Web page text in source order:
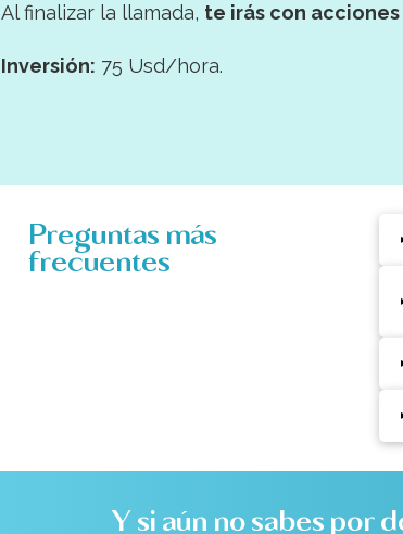
Al finalizar la llamada, te irás con
Inversión: 75 Usd/hora.
Preguntas más
frecuentes
Y si aún no sabes por